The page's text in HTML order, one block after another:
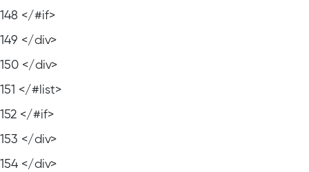
148 </#if>
149 </div>
150 </div>
151 </#list>
152 </#if>
153 </div>
154 </div>